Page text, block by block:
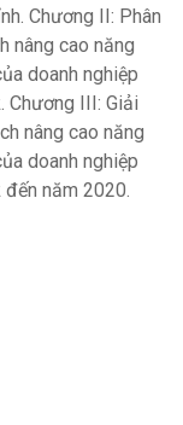
Chương II: Phân
nâng cao năng
doanh nghiệp
Chương III: Giải
nâng cao năng
doanh nghiệp
năm 2020.